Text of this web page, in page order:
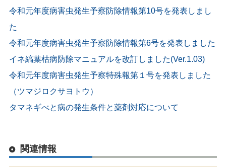
令和元年度病害虫発生予察防除情報第10号を発表しまし
た
令和元年度病害虫発生予察防除情報第6号を発表しました
イネ縞葉枯病防除マニュアルを改訂しました(Ver.1.03)
令和元年度病害虫発生予察特殊報第１号を発表しました
（ツマジロクサヨトウ）
タマネギべと病の発生条件と薬剤対応について
関連情報